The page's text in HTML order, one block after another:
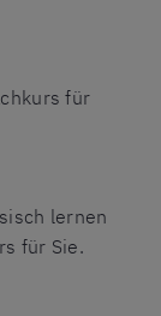
für
lernen
für Sie.